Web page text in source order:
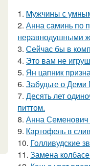
1. Мужчины с
2. Анна саминь по
неравнодушными
3. Сейчас бы в
4. Это вам не
5. Ян цапник
6. Забудьте о Деми
7. Десять лет
питтом.
8. Анна Семенович
9. Картофель в
10. Голливудские
11. Замена